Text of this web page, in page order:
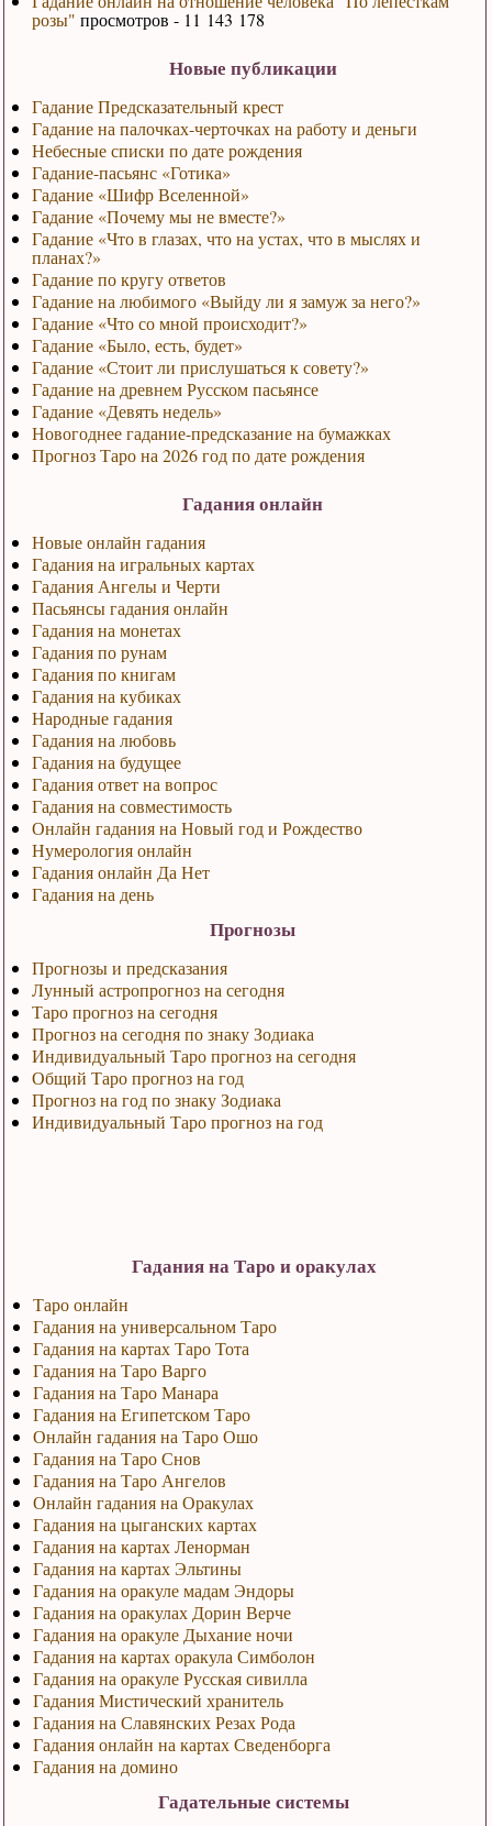
розы" просмотров - 11 143 178
Новые публикации
Гадание Предсказательный крест
Гадание на палочках-черточках на работу и деньги
Небесные списки по дате рождения
Гадание-пасьянс «Готика»
Гадание «Шифр Вселенной»
Гадание «Почему мы не вместе?»
Гадание «Что в глазах, что на устах, что в мыслях и
планах?»
Гадание по кругу ответов
Гадание на любимого «Выйду ли я замуж за него?»
Гадание «Что со мной происходит?»
Гадание «Было, есть, будет»
Гадание «Стоит ли прислушаться к совету?»
Гадание на древнем Русском пасьянсе
Гадание «Девять недель»
Новогоднее гадание-предсказание на бумажках
Прогноз Таро на 2026 год по дате рождения
Гадания онлайн
Новые онлайн гадания
Гадания на игральных картах
Гадания Ангелы и Черти
Пасьянсы гадания онлайн
Гадания на монетах
Гадания по рунам
Гадания по книгам
Гадания на кубиках
Народные гадания
Гадания на любовь
Гадания на будущее
Гадания ответ на вопрос
Гадания на совместимость
Онлайн гадания на Новый год и Рождество
Нумерология онлайн
Гадания онлайн Да Нет
Гадания на день
Прогнозы
Прогнозы и предсказания
Лунный астропрогноз на сегодня
Таро прогноз на сегодня
Прогноз на сегодня по знаку Зодиака
Индивидуальный Таро прогноз на сегодня
Общий Таро прогноз на год
Прогноз на год по знаку Зодиака
Индивидуальный Таро прогноз на год
Гадания на Таро и оракулах
Таро онлайн
Гадания на универсальном Таро
Гадания на картах Таро Тота
Гадания на Таро Варго
Гадания на Таро Манара
Гадания на Египетском Таро
Онлайн гадания на Таро Ошо
Гадания на Таро Снов
Гадания на Таро Ангелов
Онлайн гадания на Оракулах
Гадания на цыганских картах
Гадания на картах Ленорман
Гадания на картах Эльтины
Гадания на оракуле мадам Эндоры
Гадания на оракулах Дорин Верче
Гадания на оракуле Дыхание ночи
Гадания на картах оракула Симболон
Гадания на оракуле Русская сивилла
Гадания Мистический хранитель
Гадания на Славянских Резах Рода
Гадания онлайн на картах Сведенборга
Гадания на домино
Гадательные системы